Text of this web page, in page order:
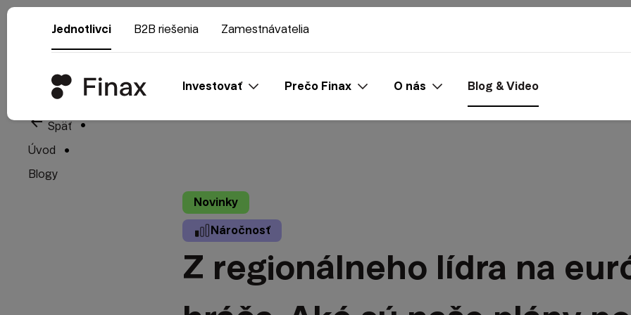
Jednotlivci B2B riešenia Zamestnávatelia
Investovať Prečo Finax O nás Blog & Video
arrow_back Späť
Úvod
Blogy
Novinky
Náročnosť
Z regionálneho lídra na